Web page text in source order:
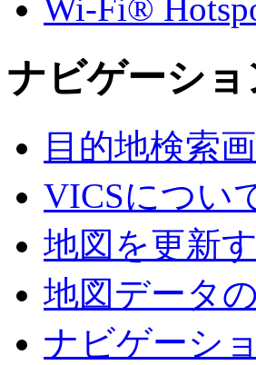
Wi-Fi®
ナビゲーショ
目的地検索
VICSについ
地図を更新
地図データ
ナビゲーシ